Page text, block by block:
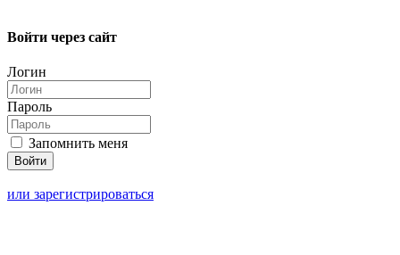
Войти через сайт
Логин
Пароль
Запомнить меня
или зарегистрироваться